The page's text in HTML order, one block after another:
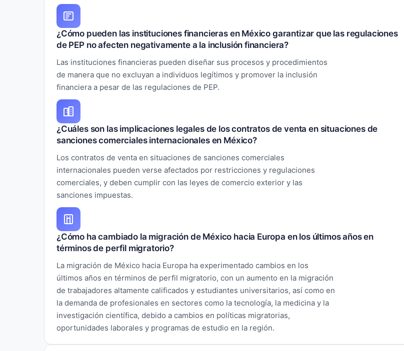
¿Cómo pueden las instituciones financieras en México garantizar que las regulaciones
de PEP no afecten negativamente a la inclusión financiera?
Las instituciones financieras pueden diseñar sus procesos y procedimientos
de manera que no excluyan a individuos legítimos y promover la inclusión
financiera a pesar de las regulaciones de PEP.
¿Cuáles son las implicaciones legales de los contratos de venta en situaciones de
sanciones comerciales internacionales en México?
Los contratos de venta en situaciones de sanciones comerciales
internacionales pueden verse afectados por restricciones y regulaciones
comerciales, y deben cumplir con las leyes de comercio exterior y las
sanciones impuestas.
¿Cómo ha cambiado la migración de México hacia Europa en los últimos años en
términos de perfil migratorio?
La migración de México hacia Europa ha experimentado cambios en los
últimos años en términos de perfil migratorio, con un aumento en la migración
de trabajadores altamente calificados y estudiantes universitarios, así como en
la demanda de profesionales en sectores como la tecnología, la medicina y la
investigación científica, debido a cambios en políticas migratorias,
oportunidades laborales y programas de estudio en la región.